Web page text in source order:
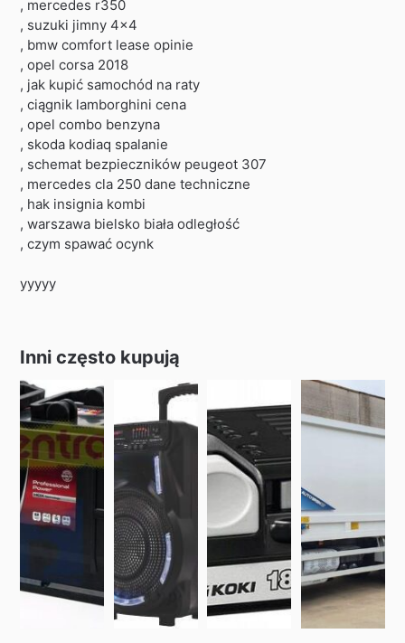
, mercedes r350
, suzuki jimny 4×4
, bmw comfort lease opinie
, opel corsa 2018
, jak kupić samochód na raty
, ciągnik lamborghini cena
, opel combo benzyna
, skoda kodiaq spalanie
, schemat bezpieczników peugeot 307
, mercedes cla 250 dane techniczne
, hak insignia kombi
, warszawa bielsko biała odległość
, czym spawać ocynk
yyyyy
Inni często kupują